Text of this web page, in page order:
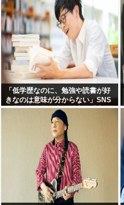
「低学歴なのに、勉強や読書が好
きなのは意味が分からない」SNS
炎上に東大出身者が反応。「高学
歴=地頭もいい」という認識が間
違っているワケ